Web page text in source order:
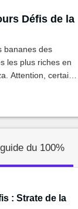
Défis de la
bananes des
les plus riches en
Attention, certains
du 100%
: Strate de la